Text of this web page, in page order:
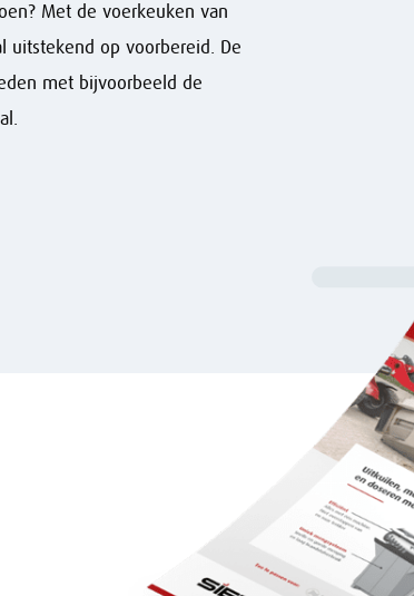
Met de voerkeuken van
uitstekend op voorbereid. De
met bijvoorbeeld de